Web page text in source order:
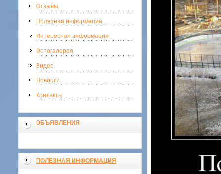
Отзывы
Полезная информация
Интересная информация
Фотогалерея
Видео
Новости
Контакты
ОБЪЯВЛЕНИЯ
ПОЛЕЗНАЯ ИНФОРМАЦИЯ